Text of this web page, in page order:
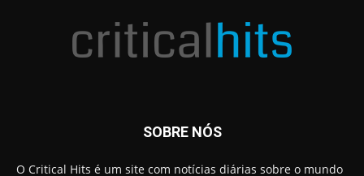
SOBRE NÓS
O Critical Hits é um site com notícias diárias sobre o mundo